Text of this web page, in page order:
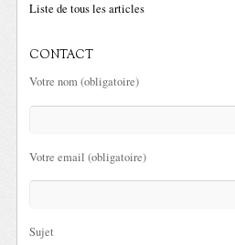
Liste de tous les articles
CONTACT
Votre nom (obligatoire)
Votre email (obligatoire)
Sujet